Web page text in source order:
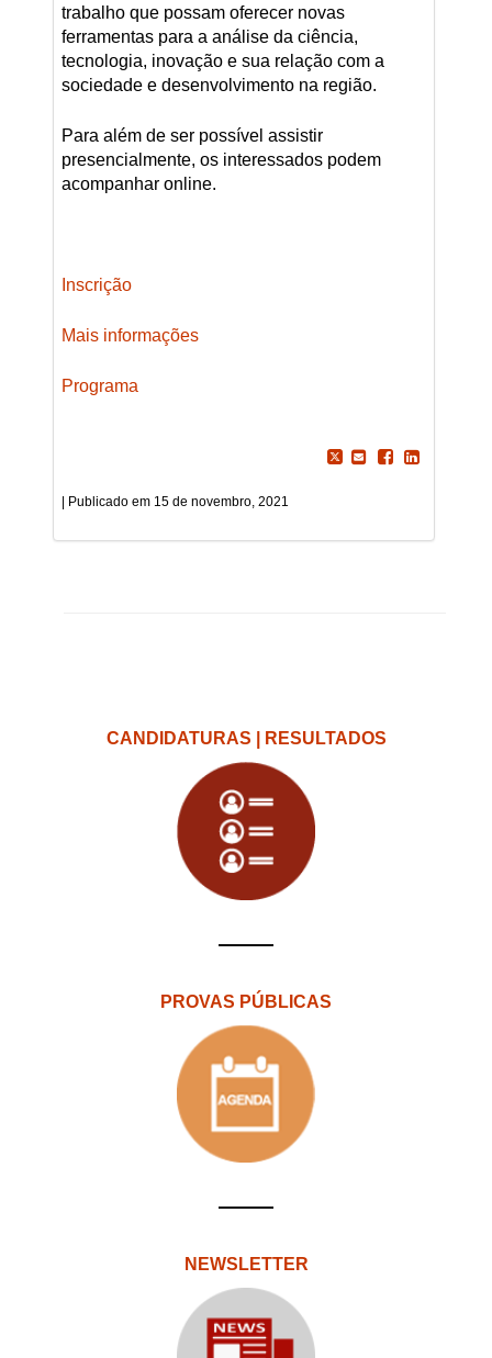
trabalho que possam oferecer novas
ferramentas para a análise da ciência,
tecnologia, inovação e sua relação com a
sociedade e desenvolvimento na região.
Para além de ser possível assistir
presencialmente, os interessados podem
acompanhar online.
Inscrição
Mais informações
Programa
15 de novembro, 2021
CANDIDATURAS | RESULTADOS
PROVAS PÚBLICAS
NEWSLETTER